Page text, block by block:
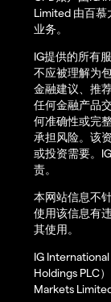
Limited 由百
业务。
IG提供的所有
不应被理解为
金融建议、推
任何金融产品
何准确性或完
承担风险。该
或投资需要。
责。
本网站信息不
使用该信息有
其使用。
IG
Holdings PLC
Markets